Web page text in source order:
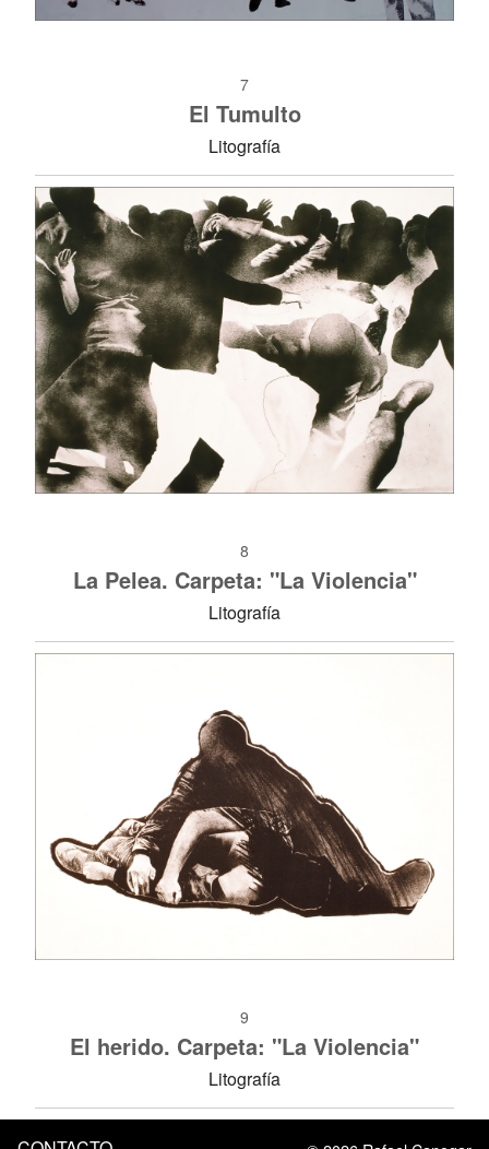
7
El Tumulto
Litografía
8
La Pelea. Carpeta: "La Violencia"
Litografía
9
El herido. Carpeta: "La Violencia"
Litografía